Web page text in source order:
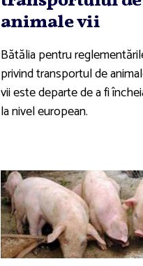
animale vii
Bătălia pentru
privind transportul de
vii este departe de a fi
la nivel european.